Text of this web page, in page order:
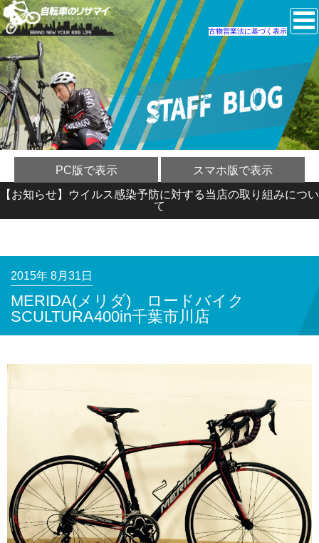
古物営業法に基づく表示
PC版で表示 スマホ版で表示
【お知らせ】ウイルス感染予防に対する当店の取り組みについ
て
2015年 8月31日
MERIDA(メリダ) ロードバイク
SCULTURA400in千葉市川店